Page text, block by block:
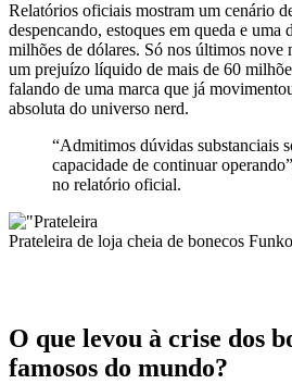
Relatórios oficiais mostram um cenário
despencando, estoques em queda e uma
milhões de dólares. Só nos últimos nove
um prejuízo líquido de mais de 60
falando de uma marca que já
absoluta do universo nerd.
“Admitimos dúvidas substanciais
capacidade de continuar
no relatório oficial.
Prateleira de loja cheia de bonecos
O que levou à crise dos
famosos do mundo?